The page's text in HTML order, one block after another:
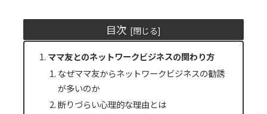
目次
ママ友とのネットワークビジネスの関わり方
なぜママ友からネットワークビジネスの勧誘
が多いのか
断りづらい心理的な理由とは